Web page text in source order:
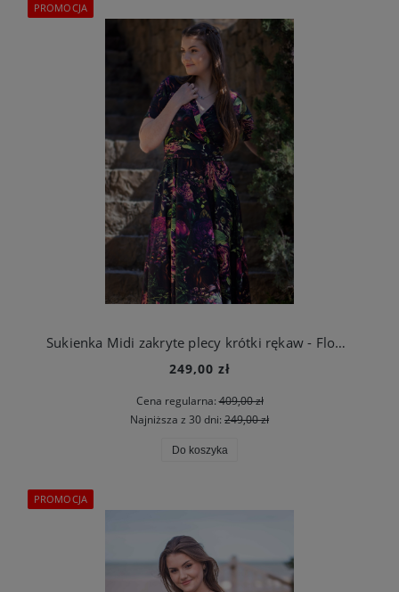
Sukienka Midi zakryte plecy krótki rękaw - Flowers in the dark
249,00 zł
Cena regularna:409,00 zł
Najniższa z 30 dni: 249,00 zł
Do koszyka
PROMOCJA
PROMOCJA